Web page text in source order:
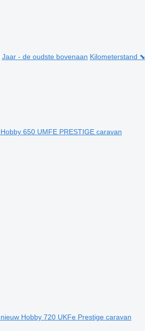
Jaar - de oudste bovenaan Kilometerstand ⬊
Hobby 650 UMFE PRESTIGE caravan
nieuw Hobby 720 UKFe Prestige caravan